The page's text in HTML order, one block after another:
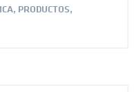
, PRODUCTOS,